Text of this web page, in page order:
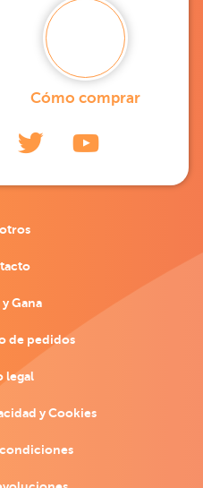
Cómo comprar
Gana
de pedidos
legal
y Cookies